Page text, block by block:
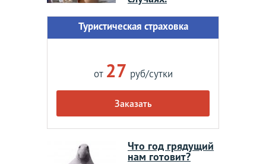
Туристическая страховка
от 27 руб/сутки
Заказать
Что год грядущий
нам готовит?